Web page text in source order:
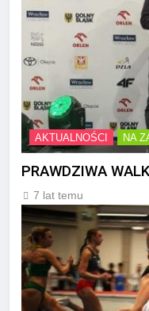
AKTUALNOŚCI NA
PRAWDZIWA
7 lat temu